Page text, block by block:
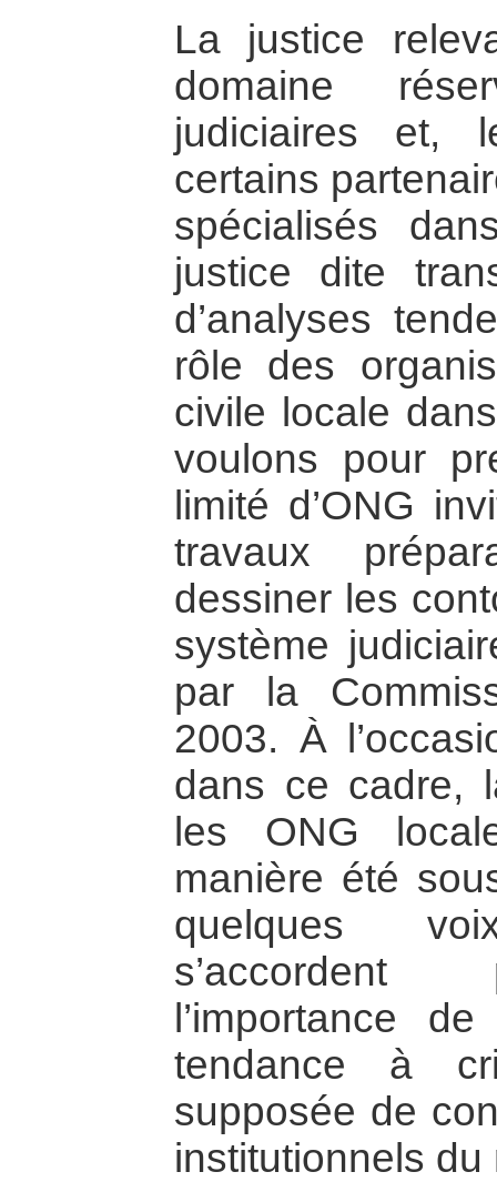
La justice
domaine
judiciaires et,
certains
spécialisés
justice dite
d’analyses
rôle des
civile locale
voulons pour
limité d’ONG
travaux
dessiner les
système
par la
2003. À
dans ce cadre,
les ONG
manière été
quelques
s’accordent
l’importance
tendance à
supposée de
institutionnels du